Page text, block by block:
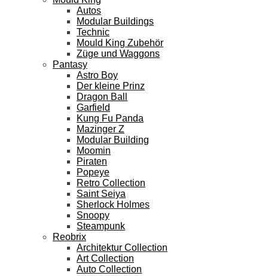
Autos
Modular Buildings
Technic
Mould King Zubehör
Züge und Waggons
Pantasy
Astro Boy
Der kleine Prinz
Dragon Ball
Garfield
Kung Fu Panda
Mazinger Z
Modular Building
Moomin
Piraten
Popeye
Retro Collection
Saint Seiya
Sherlock Holmes
Snoopy
Steampunk
Reobrix
Architektur Collection
Art Collection
Auto Collection